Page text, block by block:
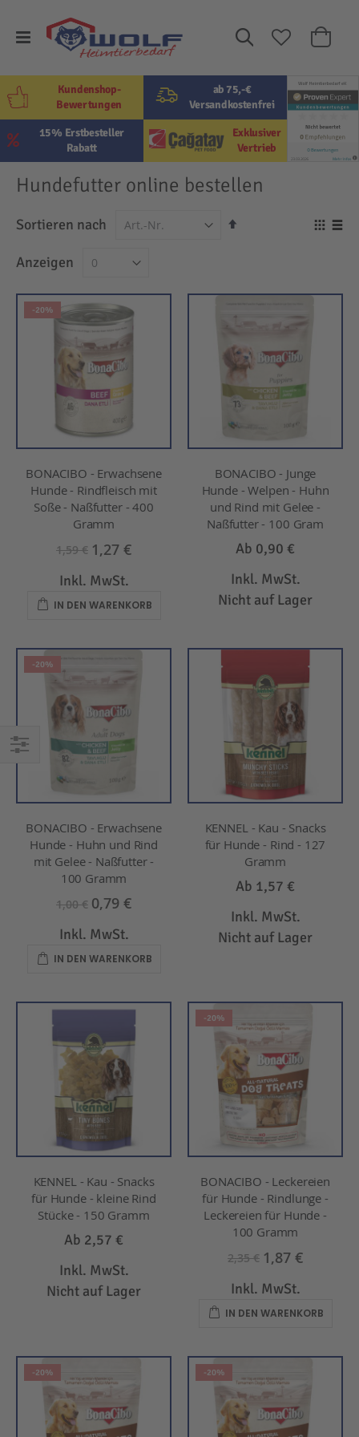
Suche
Mein
ab 75,-€
Versandkostenfrei
Exklusiver
Vertrieb
15% Erstbesteller
Rabatt
Kundenshop-
Bewertungen
Hundefutter online bestellen
Sortieren nach
In
Anzeigen
-20%
BONACIBO - Erwachsene
Hunde - Rindfleisch mit
Soße - Naßfutter - 400
Gramm
1,59 € 1,27 €
Inkl. MwSt.
IN DEN WARENKORB
BONACIBO - Junge
Hunde - Welpen - Huhn
und Rind mit Gelee -
Naßfutter - 100 Gram
Ab 0,90 €
Inkl. MwSt.
Nicht auf Lager
-20%
BONACIBO - Erwachsene
Hunde - Huhn und Rind
mit Gelee - Naßfutter -
100 Gramm
1,00 € 0,79 €
Inkl. MwSt.
IN DEN WARENKORB
KENNEL - Kau - Snacks
für Hunde - Rind - 127
Gramm
Ab 1,57 €
Inkl. MwSt.
Nicht auf Lager
KENNEL - Kau - Snacks
für Hunde - kleine Rind
Stücke - 150 Gramm
Ab 2,57 €
Inkl. MwSt.
Nicht auf Lager
-20%
BONACIBO - Leckereien
für Hunde - Rindlunge -
Leckereien für Hunde -
100 Gramm
2,35 € 1,87 €
Inkl. MwSt.
IN DEN WARENKORB
-20% -20%
EINKAUFEN